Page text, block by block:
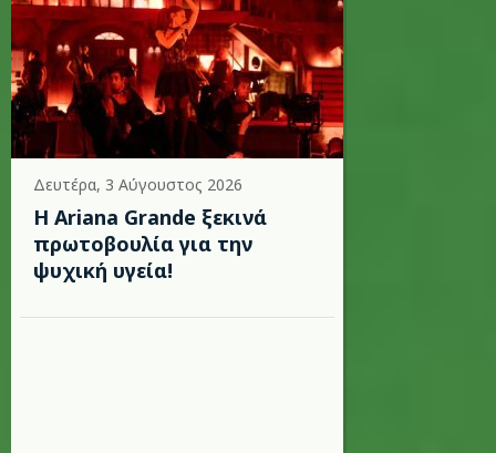
Δευτέρα, 3 Αύγουστος 2026
Η Ariana Grande ξεκινά
πρωτοβουλία για την
ψυχική υγεία!